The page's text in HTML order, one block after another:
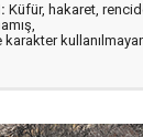
Küfür, hakaret,
karakter